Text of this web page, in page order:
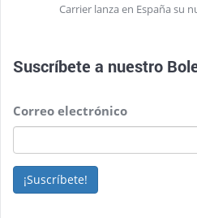
Carrier lanza en España su
Suscríbete a nuestro
Correo electrónico
¡Suscríbete!